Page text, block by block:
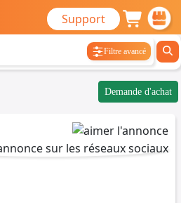
Support
Filtre avancé
Demande d'achat